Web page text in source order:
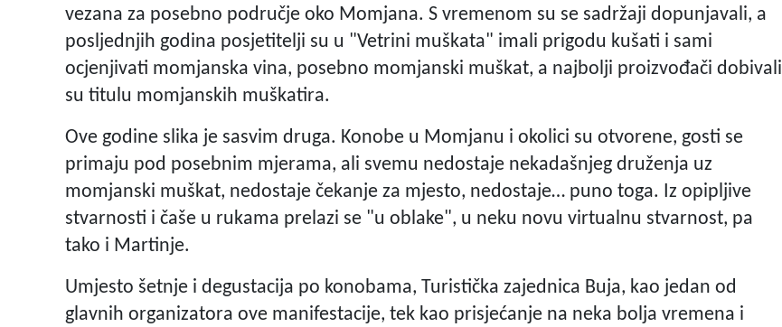
vezana za posebno područje oko Momjana. S vremenom su se sadržaji dopunjavali, a
posljednjih godina posjetitelji su u "Vetrini muškata" imali prigodu kušati i sami
ocjenjivati momjanska vina, posebno momjanski muškat, a najbolji proizvođači dobivali
su titulu momjanskih muškatira.
Ove godine slika je sasvim druga. Konobe u Momjanu i okolici su otvorene, gosti se
primaju pod posebnim mjerama, ali svemu nedostaje nekadašnjeg druženja uz
momjanski muškat, nedostaje čekanje za mjesto, nedostaje… puno toga. Iz opipljive
stvarnosti i čaše u rukama prelazi se "u oblake", u neku novu virtualnu stvarnost, pa
tako i Martinje.
Umjesto šetnje i degustacija po konobama, Turistička zajednica Buja, kao jedan od
glavnih organizatora ove manifestacije, tek kao prisjećanje na neka bolja vremena i